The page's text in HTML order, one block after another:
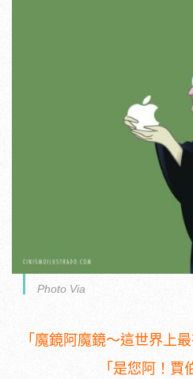
Photo Via
「魔鏡阿魔鏡～這世界上
「是您阿！賈